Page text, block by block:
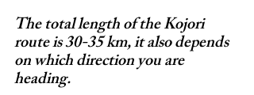
The total length of the Kojori
route is 30-35 km, it also depends
on which direction you are
heading.